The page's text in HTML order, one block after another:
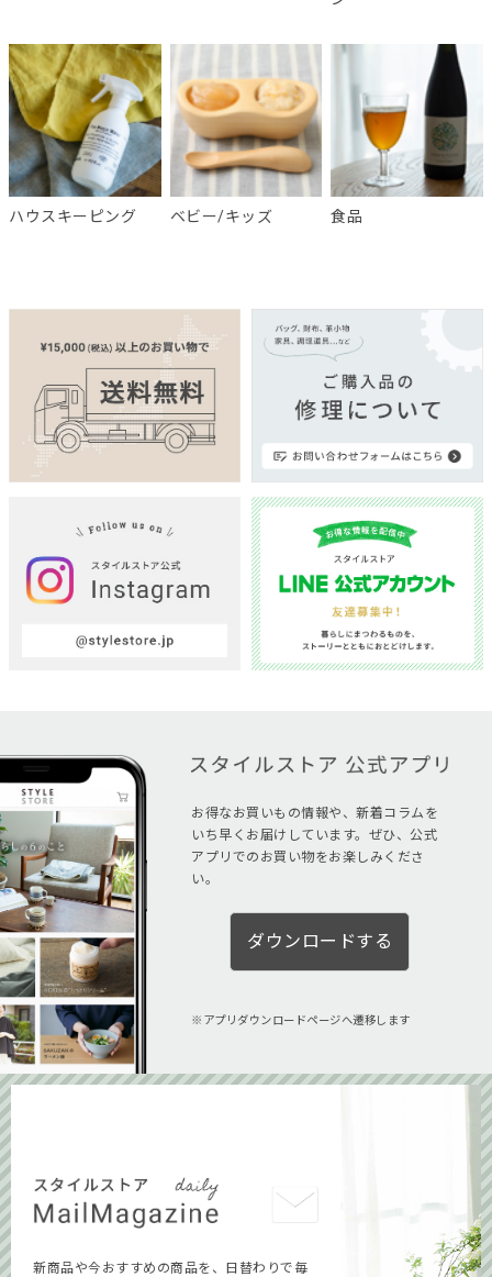
ハウスキーピング ベビー/キッズ 食品
お得なお買いもの情報や、新着コラムを
いち早くお届けしています。ぜひ、公式
アプリでのお買い物をお楽しみくださ
い。
ダウンロードする
アプリダウンロードページへ遷移します
新商品や今おすすめの商品を、日替わりで毎